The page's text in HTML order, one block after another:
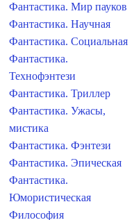
Фантастика. Мир пауков
Фантастика. Научная
Фантастика. Социальная
Фантастика.
Технофэнтези
Фантастика. Триллер
Фантастика. Ужасы,
мистика
Фантастика. Фэнтези
Фантастика. Эпическая
Фантастика.
Юмористическая
Философия